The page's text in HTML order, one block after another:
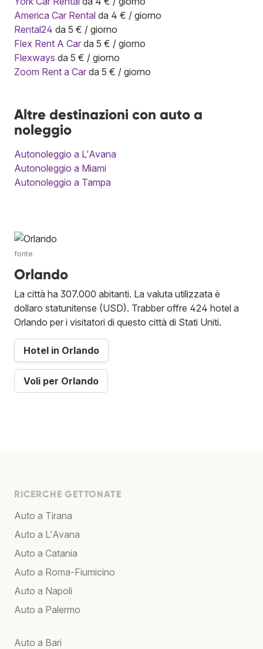
America Car Rental da 4 € / giorno
Rental24 da 5 € / giorno
Flex Rent A Car da 5 € / giorno
Flexways da 5 € / giorno
Zoom Rent a Car da 5 € / giorno
Altre destinazioni con auto a
noleggio
Autonoleggio a L'Avana
Autonoleggio a Miami
Autonoleggio a Tampa
fonte
Orlando
La città ha 307.000 abitanti. La valuta utilizzata è
dollaro statunitense (USD). Trabber offre 424 hotel a
Orlando per i visitatori di questo città di Stati Uniti.
Hotel in Orlando
Voli per Orlando
RICERCHE GETTONATE
Auto a Tirana
Auto a L'Avana
Auto a Catania
Auto a Roma-Fiumicino
Auto a Napoli
Auto a Palermo
Auto a Bari